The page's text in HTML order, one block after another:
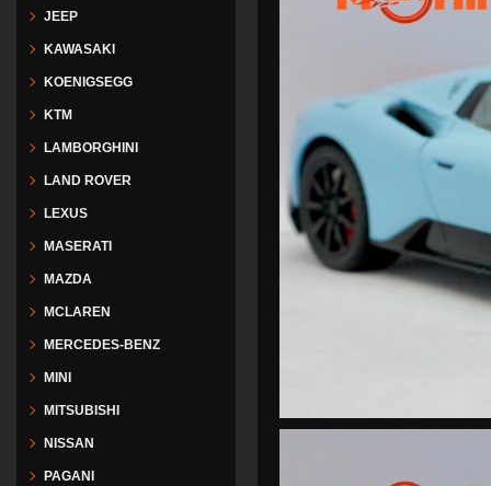
JEEP
KAWASAKI
KOENIGSEGG
KTM
LAMBORGHINI
LAND ROVER
LEXUS
MASERATI
MAZDA
MCLAREN
MERCEDES-BENZ
MINI
MITSUBISHI
NISSAN
PAGANI